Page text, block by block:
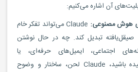
آن اشاره می‌کنیم:
هوش مصنوعی:
Claude می‌تواند تفکر خام
صیقل‌یافته تبدیل کند. چه در حال نوشتن
اجتماعی، ایمیل‌های حرفه‌ای، یا
گزارش‌های پیچیده باشید، Claude لحن، ساختار و وضوح